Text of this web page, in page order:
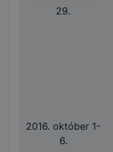
29.
2016. október 1-
6.